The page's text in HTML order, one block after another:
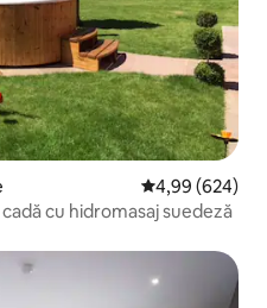
Scor mediu de
4,99 (624)
cu hidromasaj suedeză